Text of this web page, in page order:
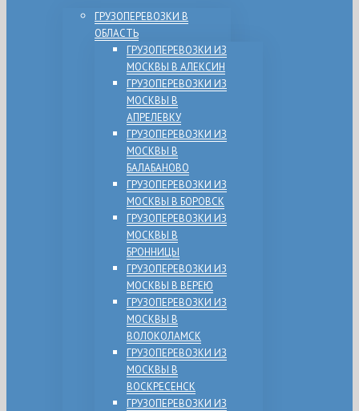
ГРУЗОПЕРЕВОЗКИ В
ОБЛАСТЬ
ГРУЗОПЕРЕВОЗКИ ИЗ
МОСКВЫ В АЛЕКСИН
ГРУЗОПЕРЕВОЗКИ ИЗ
МОСКВЫ В
АПРЕЛЕВКУ
ГРУЗОПЕРЕВОЗКИ ИЗ
МОСКВЫ В
БАЛАБАНОВО
ГРУЗОПЕРЕВОЗКИ ИЗ
МОСКВЫ В БОРОВСК
ГРУЗОПЕРЕВОЗКИ ИЗ
МОСКВЫ В
БРОННИЦЫ
ГРУЗОПЕРЕВОЗКИ ИЗ
МОСКВЫ В ВЕРЕЮ
ГРУЗОПЕРЕВОЗКИ ИЗ
МОСКВЫ В
ВОЛОКОЛАМСК
ГРУЗОПЕРЕВОЗКИ ИЗ
МОСКВЫ В
ВОСКРЕСЕНСК
ГРУЗОПЕРЕВОЗКИ ИЗ